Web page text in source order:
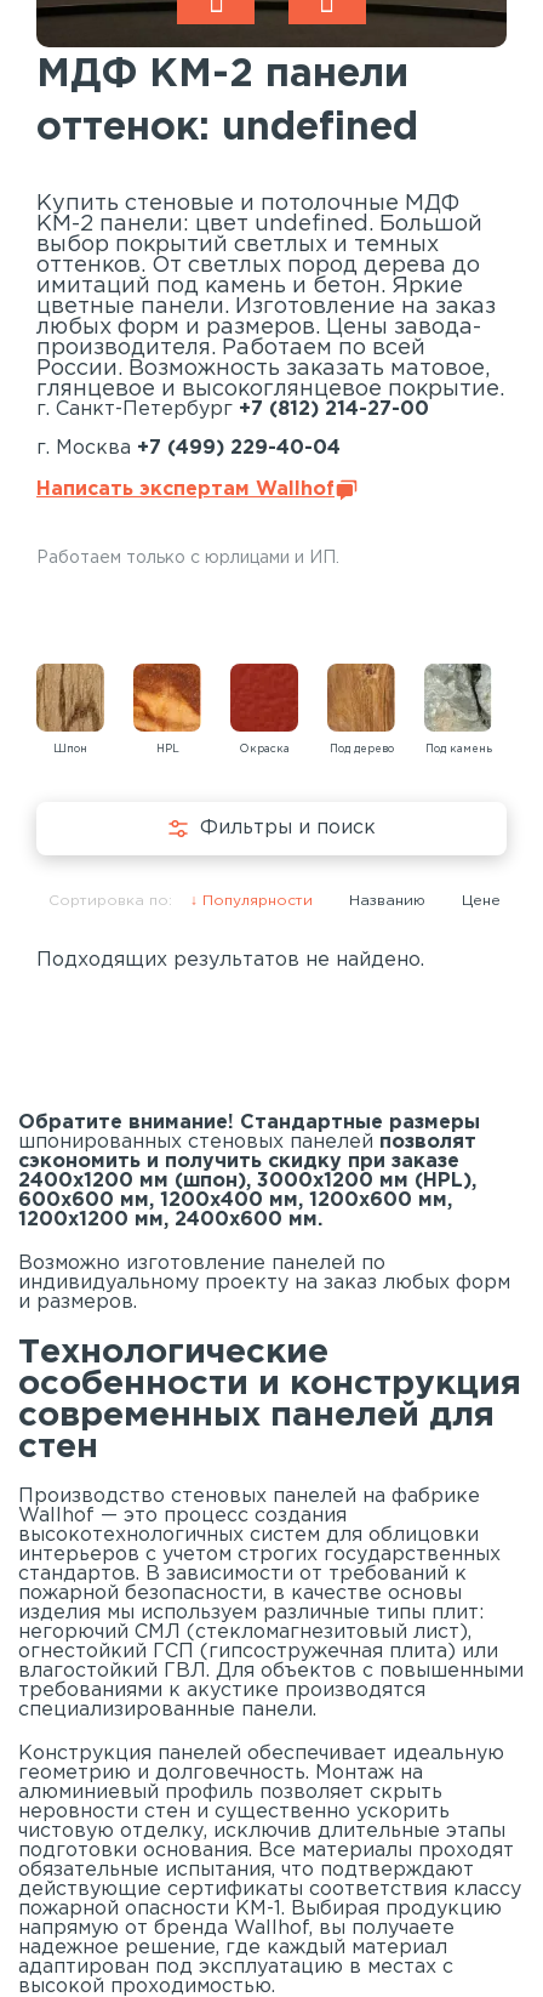
Акустические панели
Реечный потолок
Индивидуальные решения
МДФ КМ-2 панели
оттенок: undefined
Купить стеновые и потолочные МДФ
КМ-2 панели: цвет undefined. Большой
выбор покрытий светлых и темных
оттенков. От светлых пород дерева до
имитаций под камень и бетон. Яркие
цветные панели. Изготовление на заказ
любых форм и размеров. Цены завода-
производителя. Работаем по всей
России. Возможность заказать матовое,
глянцевое и высокоглянцевое покрытие.
г. Санкт-Петербург +7 (812) 214-27-00
г. Москва +7 (499) 229-40-04
Написать экспертам Wallhof
Работаем только с юрлицами и ИП.
Шпон HPL Окраска Под дерево Под камень
Фильтры и поиск
Сортировка по: Популярности Названию Цене
Подходящих результатов не найдено.
Обратите внимание! Стандартные размеры
шпонированных стеновых панелей позволят
сэкономить и получить скидку при заказе
2400х1200 мм (шпон), 3000х1200 мм (HPL),
600х600 мм, 1200х400 мм, 1200х600 мм,
1200х1200 мм, 2400х600 мм.
Возможно изготовление панелей по
индивидуальному проекту на заказ любых форм
и размеров.
Технологические
особенности и конструкция
современных панелей для
стен
Производство стеновых панелей на фабрике
Wallhof — это процесс создания
высокотехнологичных систем для облицовки
интерьеров с учетом строгих государственных
стандартов. В зависимости от требований к
пожарной безопасности, в качестве основы
изделия мы используем различные типы плит:
негорючий СМЛ (стекломагнезитовый лист),
огнестойкий ГСП (гипсостружечная плита) или
влагостойкий ГВЛ. Для объектов с повышенными
требованиями к акустике производятся
специализированные панели.
Конструкция панелей обеспечивает идеальную
геометрию и долговечность. Монтаж на
алюминиевый профиль позволяет скрыть
неровности стен и существенно ускорить
чистовую отделку, исключив длительные этапы
подготовки основания. Все материалы проходят
обязательные испытания, что подтверждают
действующие сертификаты соответствия классу
пожарной опасности КМ-1. Выбирая продукцию
напрямую от бренда Wallhof, вы получаете
надежное решение, где каждый материал
адаптирован под эксплуатацию в местах с
высокой проходимостью.